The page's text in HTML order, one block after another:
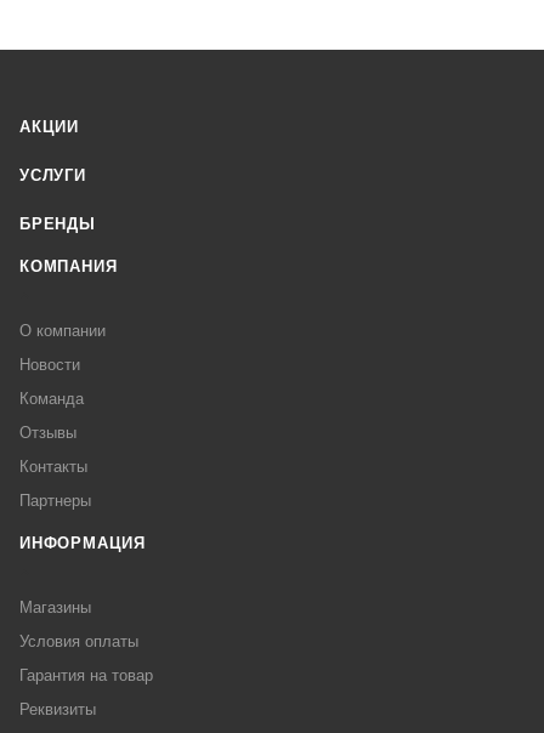
АКЦИИ
УСЛУГИ
БРЕНДЫ
КОМПАНИЯ
О компании
Новости
Команда
Отзывы
Контакты
Партнеры
ИНФОРМАЦИЯ
Магазины
Условия оплаты
Гарантия на товар
Реквизиты